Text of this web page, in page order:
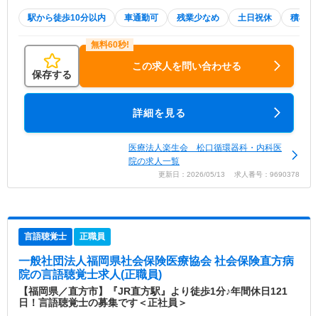
駅から徒歩10分以内 車通勤可 残業少なめ 土日祝休 積極採
保存する
この求人を問い合わせる
詳細を見る
医療法人楽生会 松口循環器科・内科医
院の求人一覧
更新日：2026/05/13 求人番号：9690378
言語聴覚士 正職員
一般社団法人福岡県社会保険医療協会 社会保険直方病
院の言語聴覚士求人(正職員)
【福岡県／直方市】『JR直方駅』より徒歩1分♪年間休日121
日！言語聴覚士の募集です＜正社員＞